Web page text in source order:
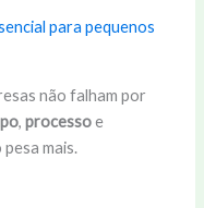
para pequenos
não falham por
, processoe
pesa mais.